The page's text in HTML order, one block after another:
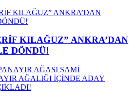
KILAĞUZ” ANKRA’DAN
DÖNDÜ!